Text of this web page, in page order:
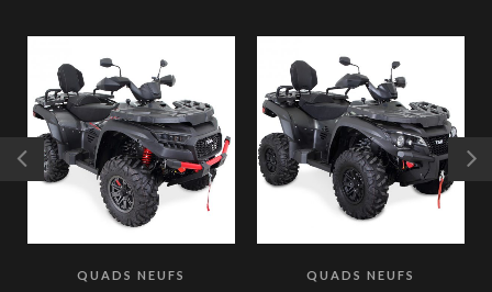
QUADS NEUFS QUADS NEUFS